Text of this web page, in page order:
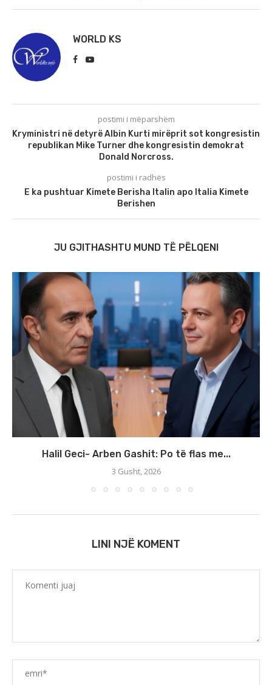
WORLD KS
postimi i mëparshëm
Kryministri në detyrë Albin Kurti mirëprit sot kongresistin
republikan Mike Turner dhe kongresistin demokrat
Donald Norcross.
postimi i radhës
E ka pushtuar Kimete Berisha Italin apo Italia Kimete
Berishen
JU GJITHASHTU MUND TË PËLQENI
Halil Geci- Arben Gashit: Po të flas me...
3 Gusht, 2026
LINI NJË KOMENT